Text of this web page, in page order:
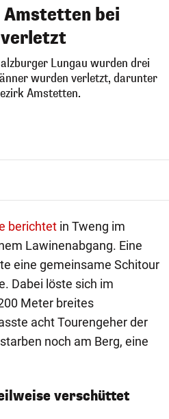
bei
verletzt
Lungau wurden drei
wurden verletzt, darunter
Amstetten.
berichtet in Tweng im
Lawinenabgang. Eine
eine gemeinsame Schitour
Dabei löste sich im
Meter breites
acht Tourengeher der
noch am Berg, eine
verschüttet